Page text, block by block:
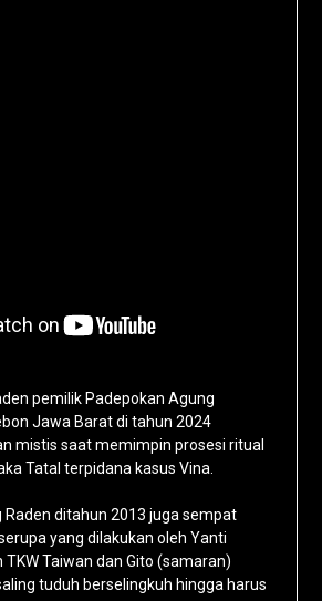
pemilik Padepokan Agung
Jawa Barat di tahun 2024
mistis saat memimpin prosesi ritual
Tatal terpidana kasus Vina.
Raden ditahun 2013 juga sempat
yang dilakukan oleh Yanti
Taiwan dan Gito (samaran)
tuduh berselingkuh hingga harus